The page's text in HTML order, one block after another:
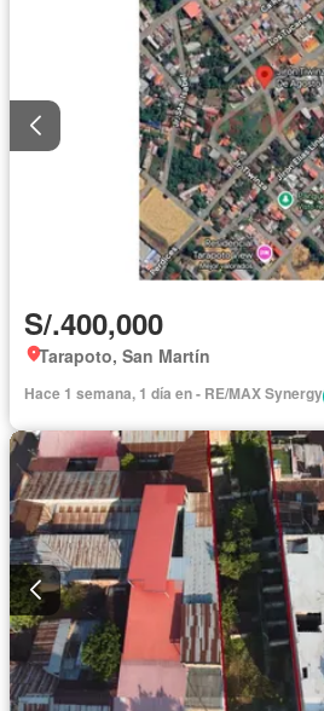
S/.400,000
Tarapoto, San Martín
Hace 1 semana, 1 día en - RE/MAX Synergy